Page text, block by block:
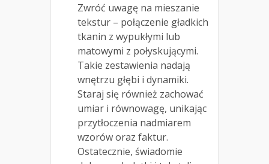
Zwróć uwagę na mieszanie
tekstur – połączenie gładkich
tkanin z wypukłymi lub
matowymi z połyskującymi.
Takie zestawienia nadają
wnętrzu głębi i dynamiki.
Staraj się również zachować
umiar i równowagę, unikając
przytłoczenia nadmiarem
wzorów oraz faktur.
Ostatecznie, świadomie